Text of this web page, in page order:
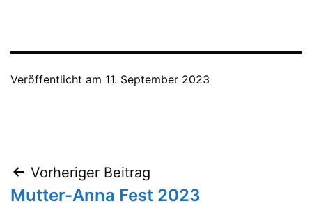
Veröffentlicht am 11. September 2023
Beitragsnavigation
Vorheriger Beitrag
Mutter-Anna Fest 2023